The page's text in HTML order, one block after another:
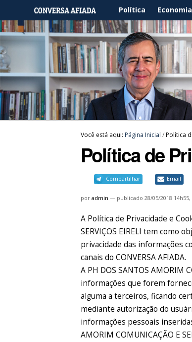
Política Economia
Você está aqui: Página Inicial /Política
Política de
Compartilhar Email
poradmin — publicado 28/05/2018 14h55,
A Política de Privacidade e
SERVIÇOS EIRELI tem como
privacidade das informações
canais do CONVERSA AFIADA.
A PH DOS SANTOS AMORIM
informações que forem
alguma a terceiros, ficando
mediante autorização do
informações pessoais
AMORIM COMUNICAÇÃO E